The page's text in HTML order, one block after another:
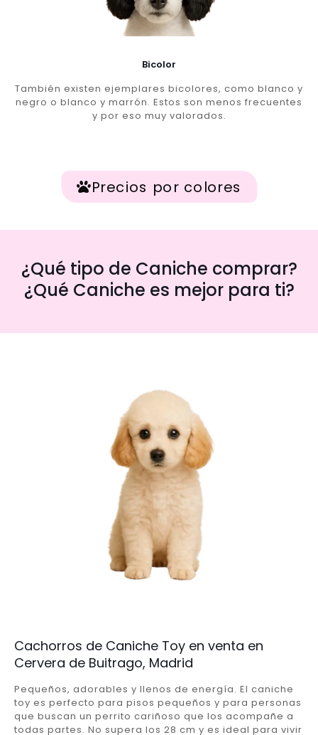
Bicolor
También existen ejemplares bicolores, como blanco y
negro o blanco y marrón. Estos son menos frecuentes
y por eso muy valorados.
Precios por colores
¿Qué tipo de Caniche comprar?
¿Qué Caniche es mejor para ti?
Cachorros de Caniche Toy en venta en
Cervera de Buitrago, Madrid
Pequeños, adorables y llenos de energía. El caniche
toy es perfecto para pisos pequeños y para personas
que buscan un perrito cariñoso que los acompañe a
todas partes. No supera los 28 cm y es ideal para vivir